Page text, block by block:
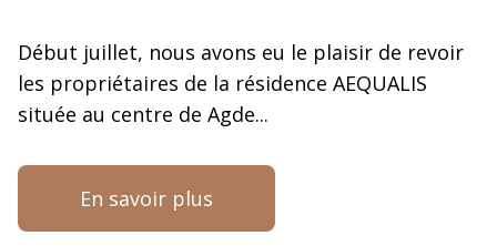
Début juillet, nous avons eu le plaisir de revoir
les propriétaires de la résidence AEQUALIS
située au centre de Agde...
En savoir plus